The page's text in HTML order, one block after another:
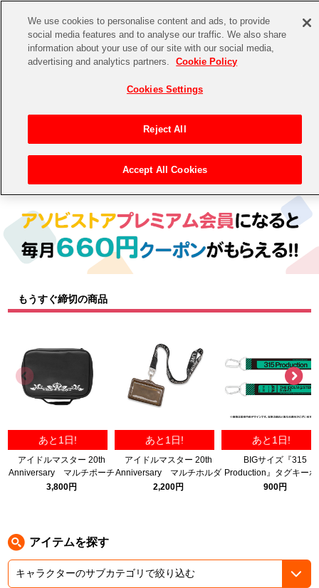
CHANNEL STORE EVENT
ゲーム 電子書籍
EVENT
その他先行受付
プレミアム会員とは
アイドルマスターシリーズ
アイドルマスター
アイドルマスター ミリオンライブ！
アイドルマスター SideM
学園アイドルマスター
プロジェクトアイマス ヴイアライヴ
テイルズ オブ シリーズ
太鼓の達人
パックマン
ナムコクラシック
イベントグッズ
トイ・ホビー
もうすぐ締切の商品
あと1日!
アイドルマスター 20th
Anniversary マルチポーチ
3,800円
あと1日!
アイドルマスター 20th
Anniversary マルチホルダ
ー
2,200円
あと1日!
BIGサイズ『315
Production』タグキーホ
ダー
900円
アイテムを探す
We use cookies to personalise content and ads, to provide
social media features and to analyse our traffic. We also share
information about your use of our site with our social media,
advertising and analytics partners.
Cookie Policy
Cookies Settings
Reject All
Accept All Cookies